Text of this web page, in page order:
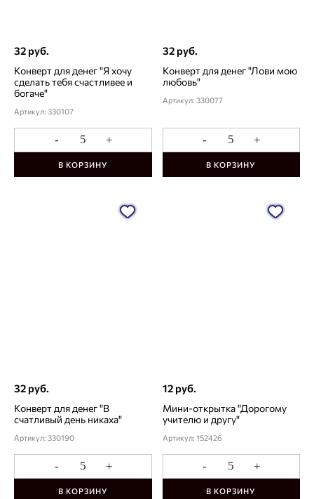
32 руб.
Конверт для денег "Я хочу
сделать тебя счастливее и
богаче"
Артикул: 330107
- +
В КОРЗИНУ
32 руб.
Конверт для денег "Лови мою
любовь"
Артикул: 330077
- +
В КОРЗИНУ
32 руб.
Конверт для денег "В
счатливый день никаха"
Артикул: 330190
- +
В КОРЗИНУ
12 руб.
Мини-открытка "Дорогому
учителю и другу"
Артикул: 152426
- +
В КОРЗИНУ